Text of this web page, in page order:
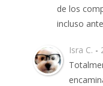
de los
incluso
Isra C. -